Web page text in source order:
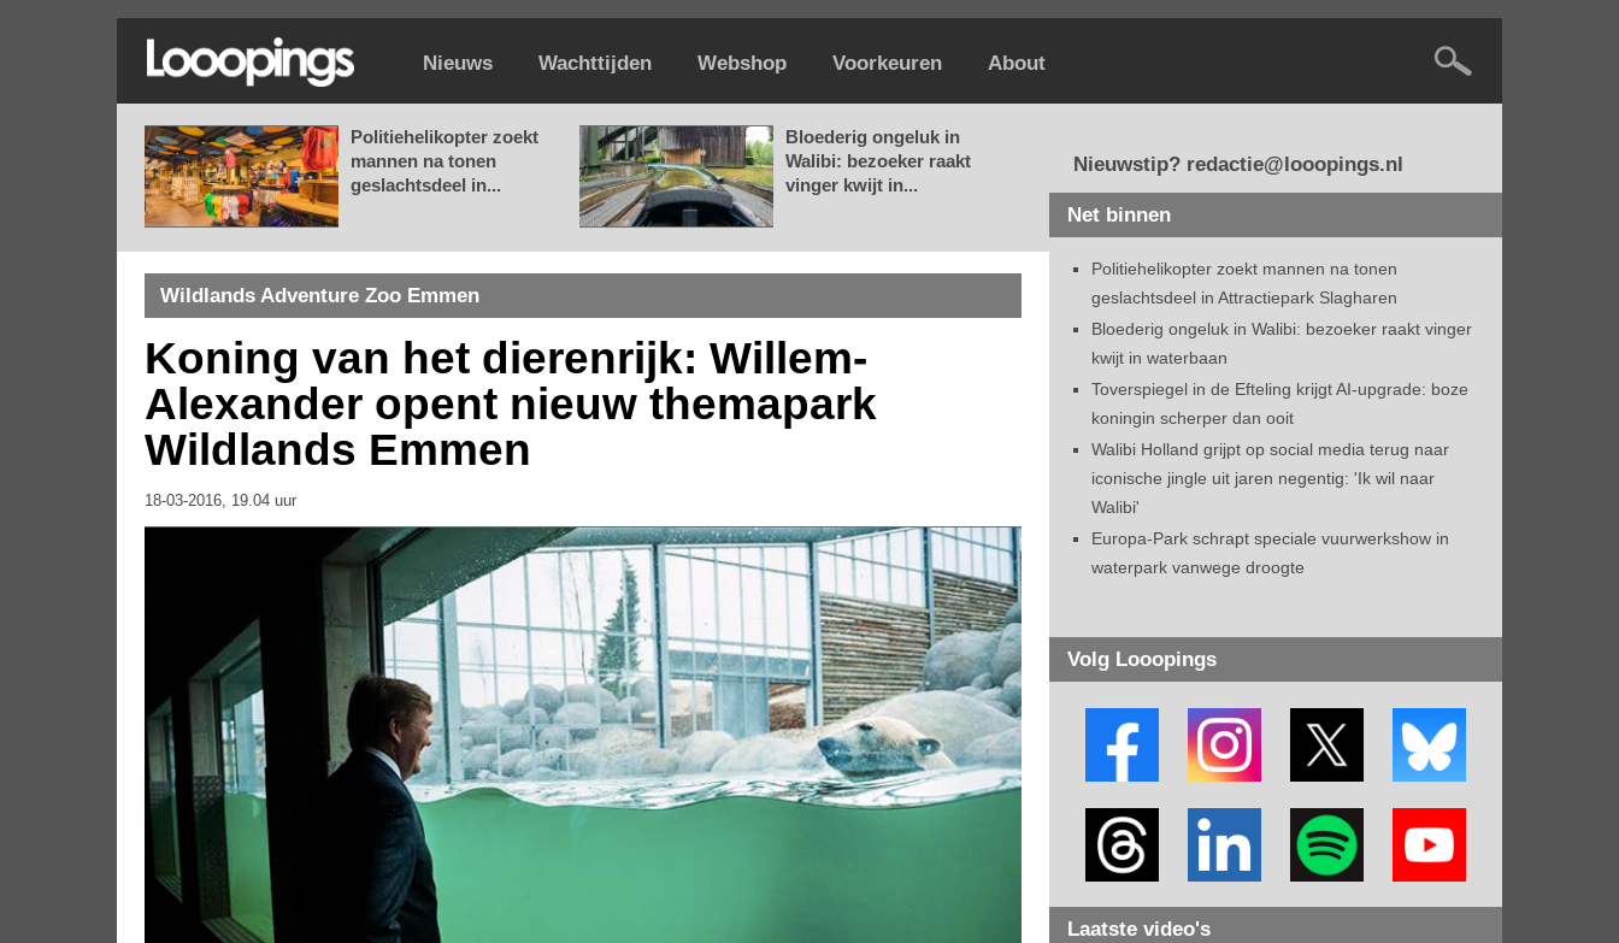
Nieuws Wachttijden Webshop Voorkeuren About
Politiehelikopter zoekt
mannen na tonen
geslachtsdeel in...
Bloederig ongeluk in
Walibi: bezoeker raakt
vinger kwijt in...
Wildlands Adventure Zoo Emmen
Koning van het dierenrijk: Willem-
Alexander opent nieuw themapark
Wildlands Emmen
18-03-2016, 19.04 uur
Nieuwstip? redactie@looopings.nl
Net binnen
Politiehelikopter zoekt mannen na tonen
geslachtsdeel in Attractiepark Slagharen
Bloederig ongeluk in Walibi: bezoeker raakt vinger
kwijt in waterbaan
Toverspiegel in de Efteling krijgt AI-upgrade: boze
koningin scherper dan ooit
Walibi Holland grijpt op social media terug naar
iconische jingle uit jaren negentig: 'Ik wil naar
Walibi'
Europa-Park schrapt speciale vuurwerkshow in
waterpark vanwege droogte
Volg Looopings
Laatste video's